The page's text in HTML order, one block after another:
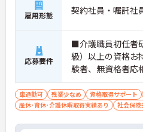
雇用形態 契約社員・嘱託社
応募要件
■介護職員初任者
級）以上の資格
験者、無資格者応
車通勤可 残業少なめ 資格取得サポート
産休･育休･介護休暇取得実績あり
社会保険